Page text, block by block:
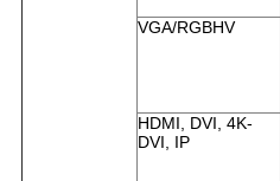
VGA/RGBHV
HDMI, DVI, 4K-
DVI, IP